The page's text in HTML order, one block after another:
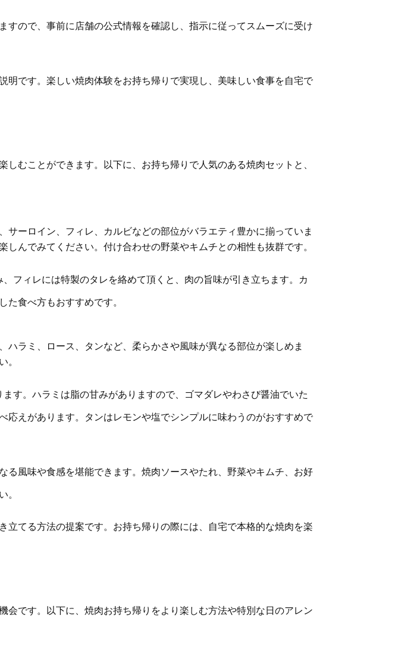
ので、事前に店舗の公式情報を確認し、指示に従ってスムーズに受け
明です。楽しい焼肉体験をお持ち帰りで実現し、美味しい食事を自宅で
むことができます。以下に、お持ち帰りで人気のある焼肉セットと、
ーロイン、フィレ、カルビなどの部位がバラエティ豊かに揃っていま
んでみてください。付け合わせの野菜やキムチとの相性も抜群です。
フィレには特製のタレを絡めて頂くと、肉の旨味が引き立ちます。カ
た食べ方もおすすめです。
ラミ、ロース、タンなど、柔らかさや風味が異なる部位が楽しめま
。
す。ハラミは脂の甘みがありますので、ゴマダレやわさび醤油でいた
えがあります。タンはレモンや塩でシンプルに味わうのがおすすめで
風味や食感を堪能できます。焼肉ソースやたれ、野菜やキムチ、お好
。
てる方法の提案です。お持ち帰りの際には、自宅で本格的な焼肉を楽
です。以下に、焼肉お持ち帰りをより楽しむ方法や特別な日のアレン